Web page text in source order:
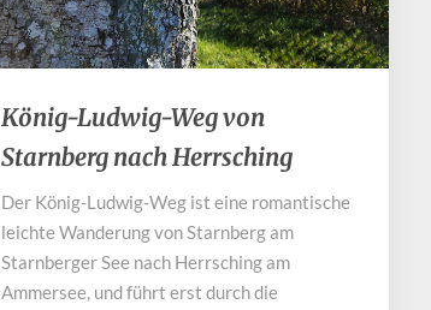
König-
Ludwig-
Weg
Starnberg
nach
Herrsching
König-Ludwig-Weg von
Starnberg nach Herrsching
Der König-Ludwig-Weg ist eine romantische
leichte Wanderung von Starnberg am
Starnberger See nach Herrsching am
Ammersee, und führt erst durch die